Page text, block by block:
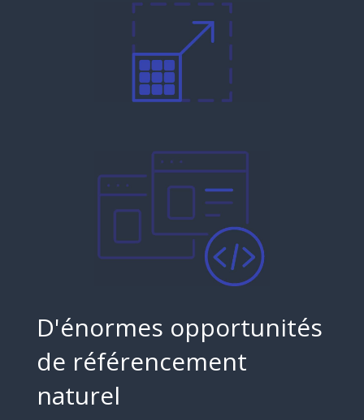
D'énormes opportunités
de référencement
naturel